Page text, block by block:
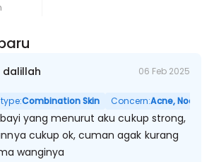
dalillah 06 Feb 2025
Combination Skin Concern:Acne, Noda
yang menurut aku cukup strong,
cukup ok, cuman agak kurang
wanginya